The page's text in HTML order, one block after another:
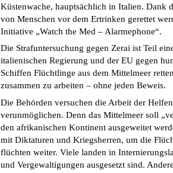
Küstenwache, hauptsächlich in Italien. Dank
von Menschen vor dem Ertrinken gerettet
Initiative „Watch the Med – Alarmephone“.
Die Strafuntersuchung gegen Zerai ist Teil
italienischen Regierung und der EU gegen
Schiffen Flüchtlinge aus dem Mittelmeer
zusammen zu arbeiten – ohne jeden Beweis.
Die Behörden versuchen die Arbeit der
verunmöglichen. Denn das Mittelmeer soll
den afrikanischen Kontinent ausgeweitet
mit Diktaturen und Kriegsherren, um die
flüchten weiter. Viele landen in
und Vergewaltigungen ausgesetzt sind.